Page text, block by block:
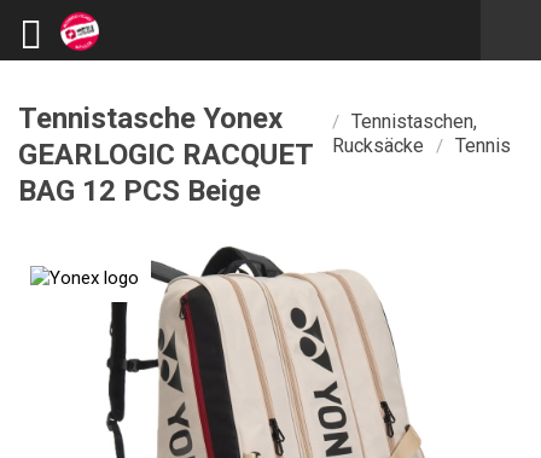
Tennistasche Yonex
GEARLOGIC RACQUET
BAG 12 PCS Beige
/ Tennistaschen,
Rucksäcke
/ Tennis